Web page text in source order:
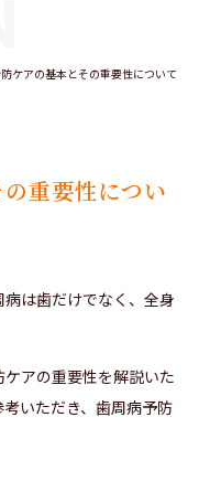
ケアの基本とその重要性について
重要性につい
は歯だけでなく、全身
アの重要性を解説いた
いただき、歯周病予防